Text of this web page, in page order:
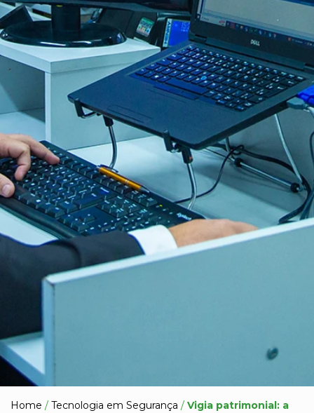
Home / Tecnologia em Segurança / Vigia patrimonial: a